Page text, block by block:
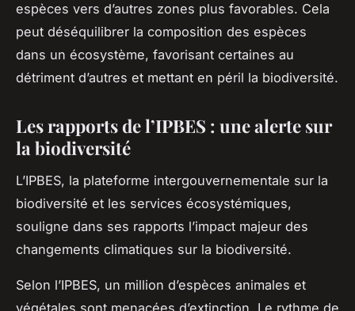
espèces vers d’autres zones plus favorables. Cela
peut déséquilibrer la composition des espèces
dans un écosystème, favorisant certaines au
détriment d’autres et mettant en péril la biodiversité.
Les rapports de l’IPBES : une alerte sur
la biodiversité
L’IPBES, la plateforme intergouvernementale sur la
biodiversité et les services écosystémiques,
souligne dans ses rapports l’impact majeur des
changements climatiques sur la biodiversité.
Selon l’IPBES, un million d’espèces animales et